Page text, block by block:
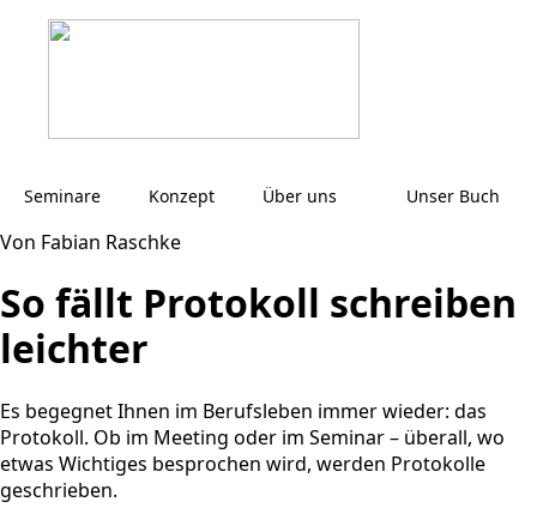
Seminare Konzept Über uns Unser Buch
Von Fabian Raschke
So fällt Protokoll schreiben
leichter
Es begegnet Ihnen im Berufsleben immer wieder: das
Protokoll. Ob im Meeting oder im Seminar – überall, wo
etwas Wichtiges besprochen wird, werden Protokolle
geschrieben.